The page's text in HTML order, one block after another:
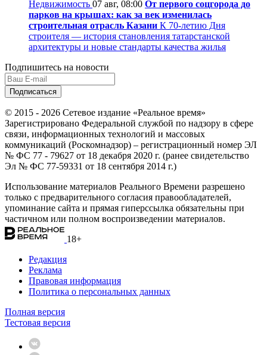
Недвижимость 07 авг, 08:00 От первого соцгорода до
парков на крышах: как за век изменилась
строительная отрасль Казани К 70-летию Дня
строителя — история становления татарстанской
архитектуры и новые стандарты качества жилья
Подпишитесь на новости
© 2015 - 2026 Сетевое издание «Реальное время»
Зарегистрировано Федеральной службой по надзору в сфере
связи, информационных технологий и массовых
коммуникаций (Роскомнадзор) – регистрационный номер ЭЛ
№ ФС 77 - 79627 от 18 декабря 2020 г. (ранее свидетельство
Эл № ФС 77-59331 от 18 сентября 2014 г.)
Использование материалов Реального Времени разрешено
только с предварительного согласия правообладателей,
упоминание сайта и прямая гиперссылка обязательны при
частичном или полном воспроизведении материалов.
18+
Редакция
Реклама
Правовая информация
Политика о персональных данных
Полная версия
Тестовая версия